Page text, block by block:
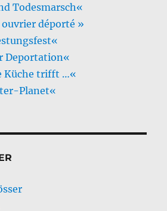
Todesmarsch«
déporté »
Deportation«
Küche trifft …«
Planet«